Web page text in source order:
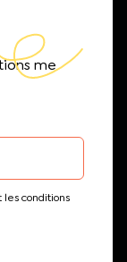
me
conditions